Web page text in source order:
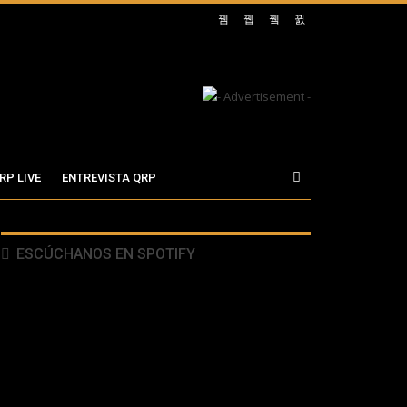
LIVE ENTREVISTA QRP
ESCÚCHANOS EN SPOTIFY